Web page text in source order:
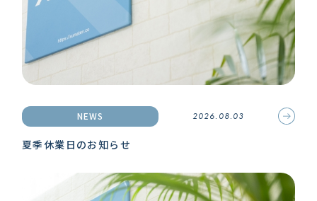
NEWS 2026.08.03
夏季休業日のお知らせ